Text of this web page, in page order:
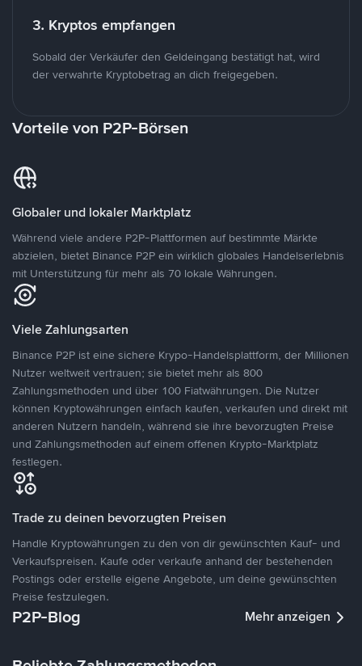
3. Kryptos empfangen
Sobald der Verkäufer den Geldeingang bestätigt hat, wird
der verwahrte Kryptobetrag an dich freigegeben.
Vorteile von P2P-Börsen
Globaler und lokaler Marktplatz
Während viele andere P2P-Plattformen auf bestimmte Märkte
abzielen, bietet Binance P2P ein wirklich globales Handelserlebnis
mit Unterstützung für mehr als 70 lokale Währungen.
Viele Zahlungsarten
Binance P2P ist eine sichere Krypo-Handelsplattform, der Millionen
Nutzer weltweit vertrauen; sie bietet mehr als 800
Zahlungsmethoden und über 100 Fiatwährungen. Die Nutzer
können Kryptowährungen einfach kaufen, verkaufen und direkt mit
anderen Nutzern handeln, während sie ihre bevorzugten Preise
und Zahlungsmethoden auf einem offenen Krypto-Marktplatz
festlegen.
Trade zu deinen bevorzugten Preisen
Handle Kryptowährungen zu den von dir gewünschten Kauf- und
Verkaufspreisen. Kaufe oder verkaufe anhand der bestehenden
Postings oder erstelle eigene Angebote, um deine gewünschten
Preise festzulegen.
P2P-Blog Mehr anzeigen